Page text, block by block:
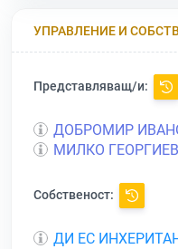
УПРАВЛЕНИЕ И
Представляващ/и:
ДОБРОМИР
МИЛКО
Собственост:
ДИ ЕС